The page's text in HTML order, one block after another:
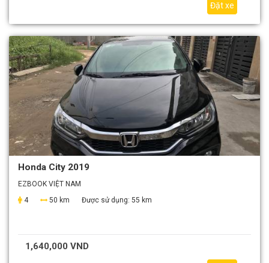
Đặt xe
Honda City 2019
EZBOOK VIỆT NAM
4
50 km Được sử dụng: 55 km
1,640,000 VND